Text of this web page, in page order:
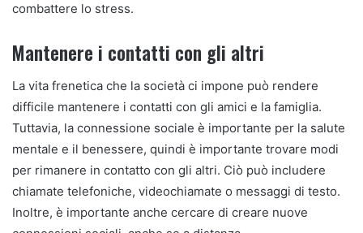
combattere lo stress.
Mantenere i contatti con gli altri
La vita frenetica che la società ci impone può rendere
difficile mantenere i contatti con gli amici e la famiglia.
Tuttavia, la connessione sociale è importante per la salute
mentale e il benessere, quindi è importante trovare modi
per rimanere in contatto con gli altri. Ciò può includere
chiamate telefoniche, videochiamate o messaggi di testo.
Inoltre, è importante anche cercare di creare nuove